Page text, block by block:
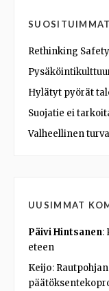
Rethinking Safety
Hylätyt pyörät
Suojatie ei
Valheellinen
UUSIMMAT
Päivi Hintsanen:
eteen
Keijo: